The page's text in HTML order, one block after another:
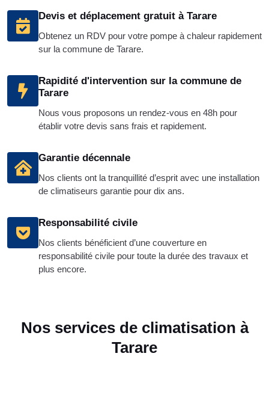
Devis et déplacement gratuit à Tarare
Obtenez un RDV pour votre pompe à chaleur rapidement
sur la commune de Tarare.
Rapidité d'intervention sur la commune de
Tarare
Nous vous proposons un rendez-vous en 48h pour
établir votre devis sans frais et rapidement.
Garantie décennale
Nos clients ont la tranquillité d’esprit avec une installation
de climatiseurs garantie pour dix ans.
Responsabilité civile
Nos clients bénéficient d’une couverture en
responsabilité civile pour toute la durée des travaux et
plus encore.
Nos services de climatisation à
Tarare